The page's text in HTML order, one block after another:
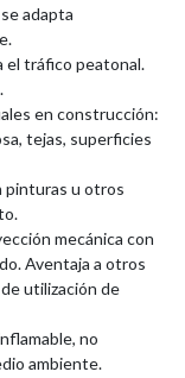
adapta
el tráfico peatonal.
en construcción:
tejas, superficies
pinturas u otros
mecánica con
Aventaja a otros
utilización de
no
ambiente.